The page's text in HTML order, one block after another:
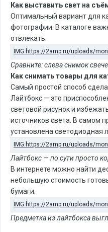
Как выставить свет на
Оптимальный вариант для
фотографии. В каталоге
отвлекать.
Сравните: слева снимок
Как снимать товары для
Самый простой способ
Лайтбокс — это
световой рисунок и
источников света. В самом
установлена светодиодная
Лайтбокс — по сути просто
В интернете можно найти
небольшую стоимость
бумаги.
Предметка из лайтбокса